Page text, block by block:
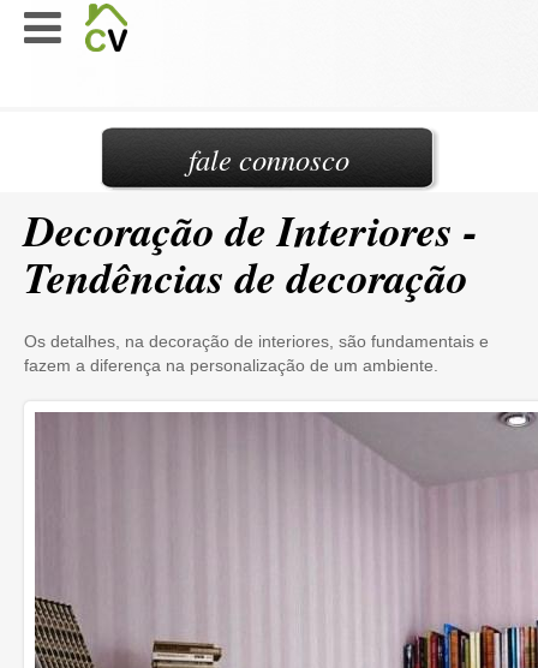
Decoração de Interiores -
Tendências de decoração
Os detalhes, na decoração de interiores, são fundamentais e
fazem a diferença na personalização de um ambiente.
fale connosco